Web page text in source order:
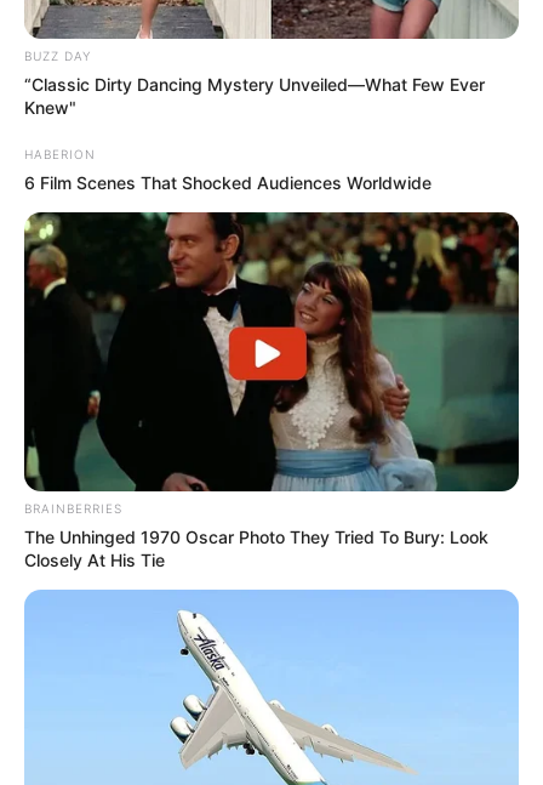
BUZZ DAY
“Classic Dirty Dancing Mystery Unveiled—What Few Ever
Knew"
HABERION
6 Film Scenes That Shocked Audiences Worldwide
BRAINBERRIES
The Unhinged 1970 Oscar Photo They Tried To Bury: Look
Closely At His Tie